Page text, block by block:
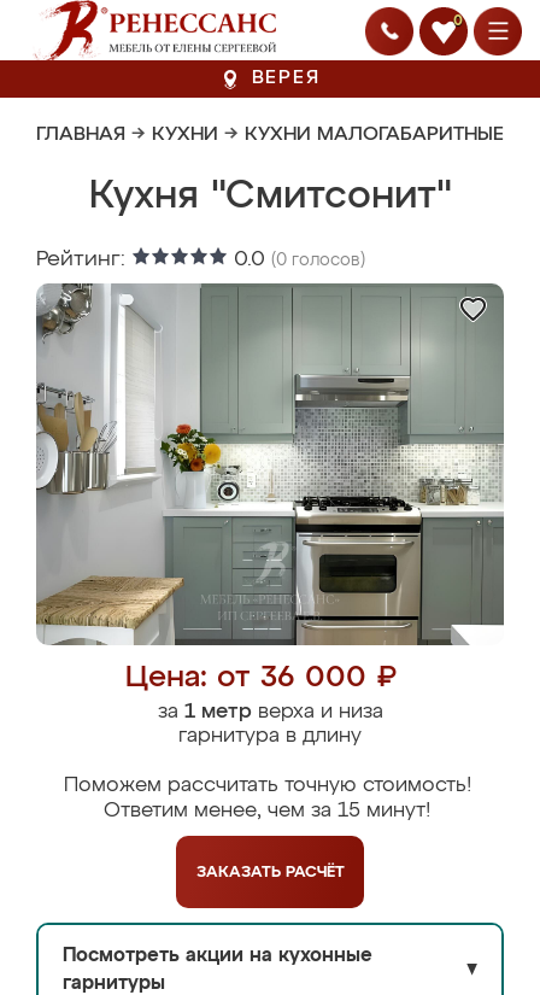
0
ВЕРЕЯ
ГЛАВНАЯ → КУХНИ → КУХНИ МАЛОГАБАРИТНЫЕ
Кухня "Смитсонит"
Рейтинг: 0.0 (0 голосов)
Цена: от 36 000 ₽
за 1 метрверха и низа
гарнитура в длину
Поможем рассчитать точную стоимость!
Ответим менее, чем за 15 минут!
ЗАКАЗАТЬ РАСЧЁТ
Посмотреть акции на кухонные
гарнитуры
▼